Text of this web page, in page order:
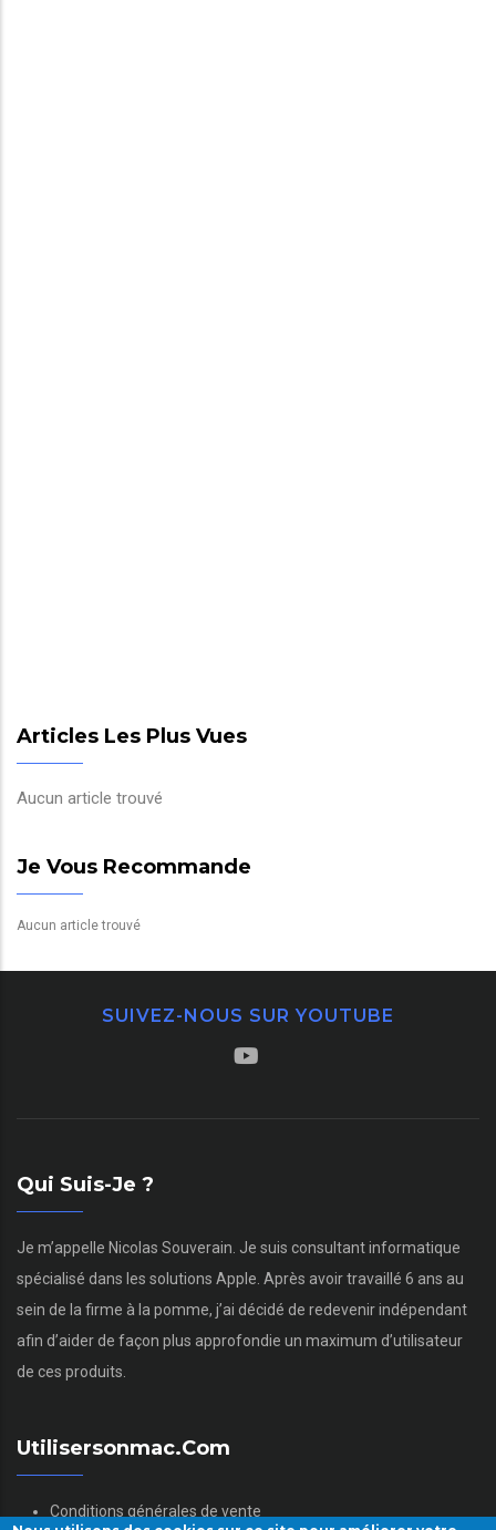
Articles Les Plus Vues
Aucun article trouvé
Je Vous Recommande
Aucun article trouvé
SUIVEZ-NOUS SUR YOUTUBE
Qui Suis-Je ?
Je m’appelle Nicolas Souverain. Je suis consultant informatique
spécialisé dans les solutions Apple. Après avoir travaillé 6 ans au
sein de la firme à la pomme, j’ai décidé de redevenir indépendant
afin d’aider de façon plus approfondie un maximum d’utilisateur
de ces produits.
Utilisersonmac.com
Conditions générales de vente